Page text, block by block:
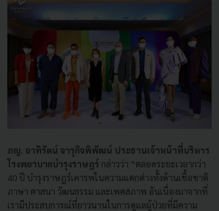
ภญ. อาทิรัตน์ จารุกิจพิพัฒน์ ประธานเจ้าหน้าที่บริหาร
โรงพยาบาลบำรุงราษฎร์ กล่าวว่า “ตลอดระยะเวลากว่า
40 ปี บำรุงราษฎร์เคารพในความแตกต่างทั้งด้านเชื้อชาติ
ภาษา ศาสนา วัฒนธรรม และเพศสภาพ อันเนื่องมาจากที่
เรามีประสบการณ์ที่ยาวนานในการดูแลผู้ป่วยที่มีความ